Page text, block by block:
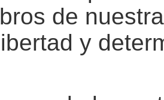
de
y